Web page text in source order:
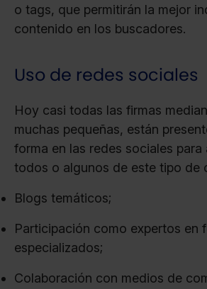
o tags, que permitirán la mejor
contenido en los buscadores.
Uso de redes sociales
Hoy casi todas las firmas
muchas pequeñas, están
forma en las redes sociales
todos o algunos de este tipo de
Blogs temáticos;
Participación como expertos en
especializados;
Colaboración con medios de